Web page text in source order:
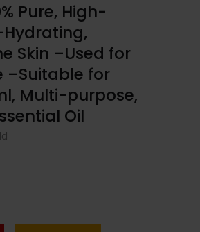
Pure, High-
Skin –Used for
–Suitable for
Multi-purpose,
Oil